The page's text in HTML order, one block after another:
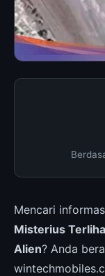
Mencari
Misterius
Alien? Anda